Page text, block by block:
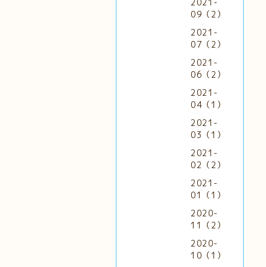
09（2）
2021-
07（2）
2021-
06（2）
2021-
04（1）
2021-
03（1）
2021-
02（2）
2021-
01（1）
2020-
11（2）
2020-
10（1）